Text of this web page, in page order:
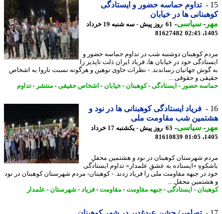
تداوم حماسه حضور و ایستادگی
ها در خیابان
-سیاسی-
61 روز پیش - سه شنبه 19 خرداد
81627482
کوهبنان دوشنبه شب در تداوم حماسه حضور و
خود در خیابان ها، فریاد ایران ذلت ناپذیر را
جهانیان رساندند. - نظرات حاوی توهین و هرگونه نسبت ناروا به اشخاص
و حقوقی ...
حضور-ایستادگی-کوهبنان-خیابان-اشخاص حقیقی-منتشر-تداوم
فریاد ایستادگی کوهبنانی ها در نود و
شب مقاومت ملی
-سیاسی-
63 روز پیش - یکشنبه 17 خرداد
81610839
شهرستان کوهبنان در نود و هشتمین محفلِ
«ایستاده به عشقِ علمدار» تداوم ایستادگی
در جبهه مقاومت ملی را فریاد زدند. - کوهبنان- مردم شهرستان کوهبنان در نود
محفلِ ...
-ایستادگی-جبهه مقاومت-مقاومت-فریاد- شهرستان-علمدار